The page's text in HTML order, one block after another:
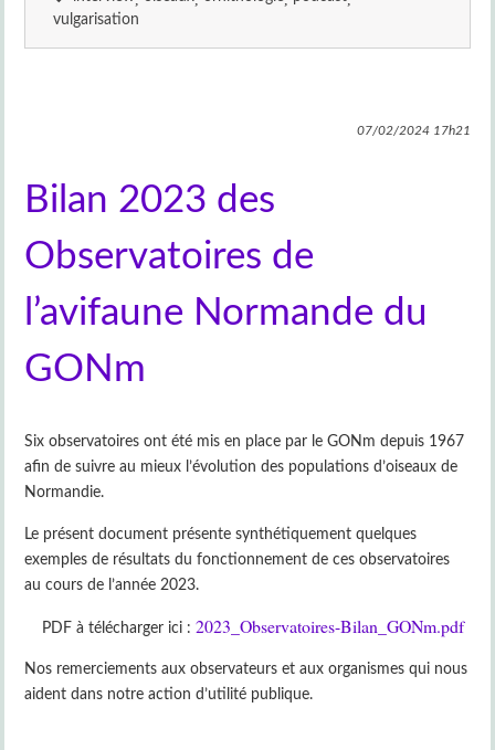
vulgarisation
07/02/202417h21
Bilan 2023 des
Observatoires de
l’avifaune Normande du
GONm
Six observatoires ont été mis en place par le GONm depuis 1967
afin de suivre au mieux l’évolution des populations d’oiseaux de
Normandie.
Le présent document présente synthétiquement quelques
exemples de résultats du fonctionnement de ces observatoires
au cours de l’année 2023.
PDF à télécharger ici :2023_Observatoires-Bilan_GONm.pdf
Nos remerciements aux observateurs et aux organismes qui nous
aident dans notre action d’utilité publique.